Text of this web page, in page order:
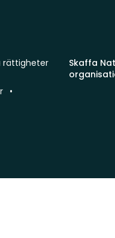
Skaffa
rättigheter